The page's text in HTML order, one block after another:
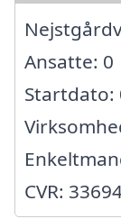
Ansatte: 0
Startdato:
CVR: